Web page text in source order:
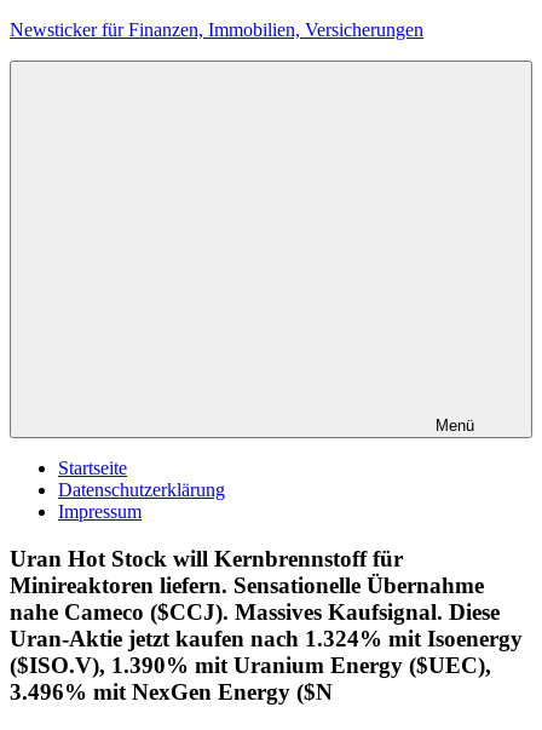
Zum
Newsticker für Finanzen, Immobilien, Versicherungen
Menü
Startseite
Datenschutzerklärung
Impressum
Uran Hot Stock will Kernbrennstoff für
Minireaktoren liefern. Sensationelle Übernahme
nahe Cameco ($CCJ). Massives Kaufsignal. Diese
Uran-Aktie jetzt kaufen nach 1.324% mit Isoenergy
($ISO.V), 1.390% mit Uranium Energy ($UEC),
3.496% mit NexGen Energy ($N